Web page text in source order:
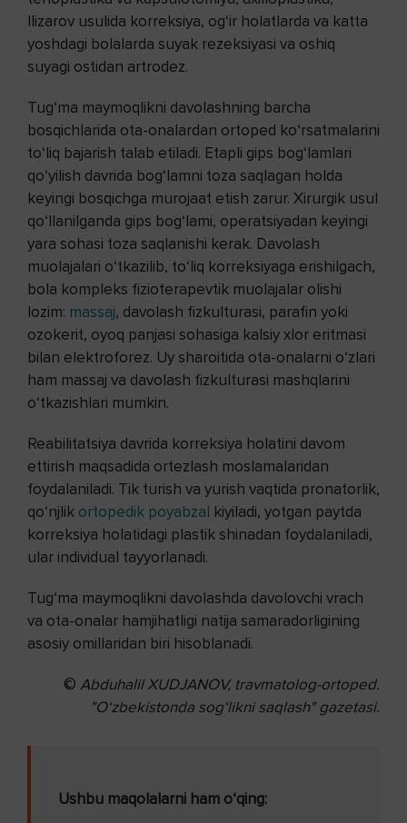
Ilizarov usulida korreksiya, og‘ir holatlarda va katta
yoshdagi bolalarda suyak rezeksiyasi va oshiq
suyagi ostidan artrodez.
Tug‘ma maymoqlikni davolashning barcha
bosqichlarida ota-onalardan ortoped ko‘rsatmalarini
to‘liq bajarish talab etiladi. Etapli gips bog‘lamlari
qo‘yilish davrida bog‘lamni toza saqlagan holda
keyingi bosqichga murojaat etish zarur. Xirurgik usul
qo‘llanilganda gips bog‘lami, operatsiyadan keyingi
yara sohasi toza saqlanishi kerak. Davolash
muolajalari o‘tkazilib, to‘liq korreksiyaga erishilgach,
bola kompleks fizioterapevtik muolajalar olishi
lozim: massaj, davolash fizkulturasi, parafin yoki
ozokerit, oyoq panjasi sohasiga kalsiy xlor eritmasi
bilan elektroforez. Uy sharoitida ota-onalarni o‘zlari
ham massaj va davolash fizkulturasi mashqlarini
o‘tkazishlari mumkin.
Reabilitatsiya davrida korreksiya holatini davom
ettirish maqsadida ortezlash moslamalaridan
foydalaniladi. Tik turish va yurish vaqtida pronatorlik,
qo‘njlik ortopedik poyabzal kiyiladi, yotgan paytda
korreksiya holatidagi plastik shinadan foydalaniladi,
ular individual tayyorlanadi.
Tug‘ma maymoqlikni davolashda davolovchi vrach
va ota-onalar hamjihatligi natija samaradorligining
asosiy omillaridan biri hisoblanadi.
© Abduhalil XUDJANOV, travmatolog-ortoped.
"O‘zbekistonda sog‘likni saqlash" gazetasi.
Ushbu maqolalarni ham o‘qing: